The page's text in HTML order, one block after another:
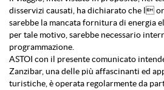
disservizi causati, ha dichiarato che l
sarebbe la mancata fornitura di energia
per tale motivo, sarebbe necessario
programmazione.
ASTOI con il presente comunicato
Zanzibar, una delle più affascinanti ed
turistiche, è operata regolarmente da